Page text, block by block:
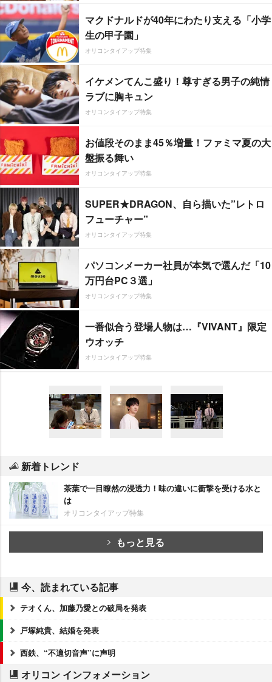
マクドナルドが40年にわたり支える「小学
生の甲子園」
オリコンタイアップ特集
イケメンてんこ盛り！尊すぎる男子の純情
ラブに胸キュン
オリコンタイアップ特集
お値段そのまま45％増量！ファミマ夏の大
盤振る舞い
オリコンタイアップ特集
SUPER★DRAGON、自ら描いた”レトロ
フューチャー”
オリコンタイアップ特集
パソコンメーカー社員が本気で選んだ「10
万円台PC３選」
オリコンタイアップ特集
一番似合う登場人物は…『VIVANT』限定
ウオッチ
オリコンタイアップ特集
新着トレンド
茶葉で一目瞭然の浸透力！味の違いに衝撃を受ける水と
は
オリコンタイアップ特集
もっと見る
今、読まれている記事
テオくん、加藤乃愛との破局を発表
戸塚純貴、結婚を発表
西鉄、“不適切音声”に声明
オリコン インフォメーション